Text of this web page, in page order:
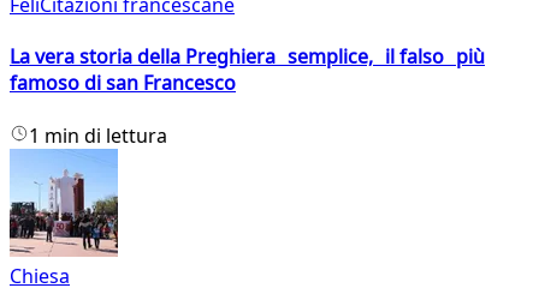
La vera storia della Preghiera semplice, il falso più
famoso di san Francesco
1 min di lettura
Chiesa